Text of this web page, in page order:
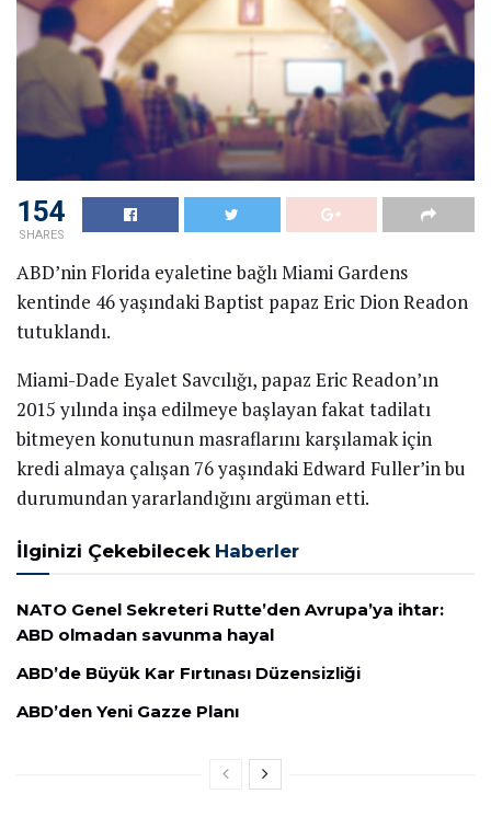
154
SHARES
ABD’nin Florida eyaletine bağlı Miami Gardens
kentinde 46 yaşındaki Baptist papaz Eric Dion Readon
tutuklandı.
Miami-Dade Eyalet Savcılığı, papaz Eric Readon’ın
2015 yılında inşa edilmeye başlayan fakat tadilatı
bitmeyen konutunun masraflarını karşılamak için
kredi almaya çalışan 76 yaşındaki Edward Fuller’in bu
durumundan yararlandığını argüman etti.
İlginizi Çekebilecek Haberler
NATO Genel Sekreteri Rutte’den Avrupa’ya ihtar:
ABD olmadan savunma hayal
ABD’de Büyük Kar Fırtınası Düzensizliği
ABD’den Yeni Gazze Planı